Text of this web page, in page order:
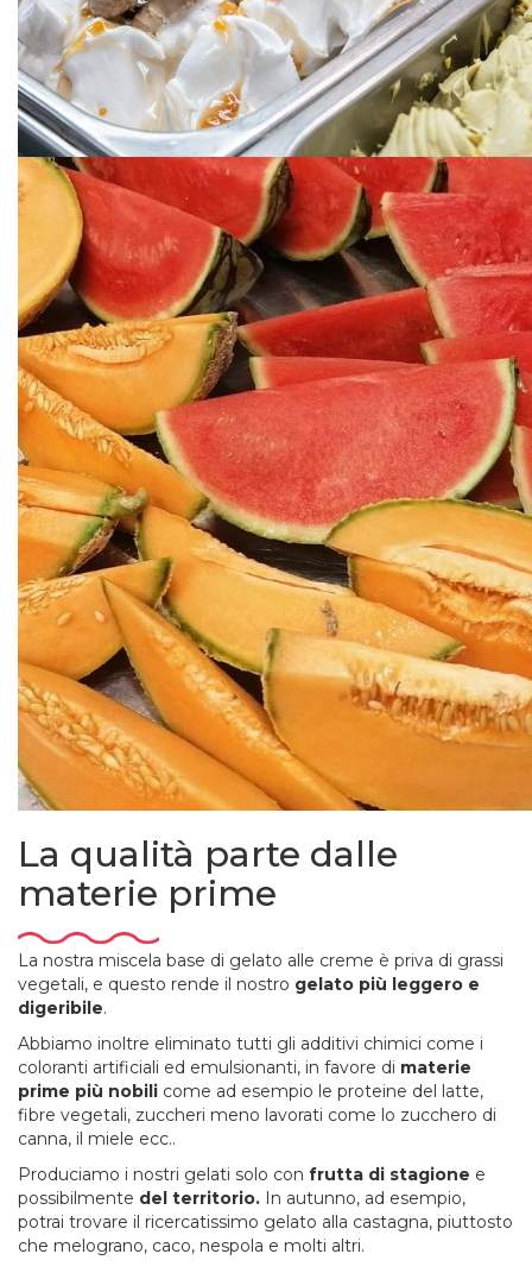
La qualità parte dalle
materie prime
La nostra miscela base di gelato alle creme è priva di grassi
vegetali, e questo rende il nostro gelato più leggero e
digeribile.
Abbiamo inoltre eliminato tutti gli additivi chimici come i
coloranti artificiali ed emulsionanti, in favore di materie
prime più nobili come ad esempio le proteine del latte,
fibre vegetali, zuccheri meno lavorati come lo zucchero di
canna, il miele ecc..
Produciamo i nostri gelati solo con frutta di stagione e
possibilmente del territorio. In autunno, ad esempio,
potrai trovare il ricercatissimo gelato alla castagna, piuttosto
che melograno, caco, nespola e molti altri.